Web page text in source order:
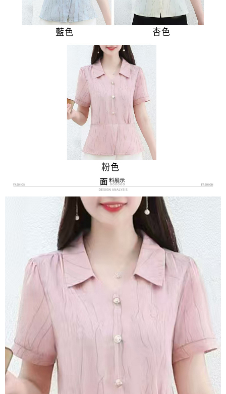
５．嚴禁一人註冊多個帳號或使用他人資訊註冊。若發現惡意使用之情形，
恩沛科技股份有限公司將有權停止該用戶之使用額度並採取法律行動。
離島-郵局寄送
每筆NT$90，滿NT$699(含以上)免運費